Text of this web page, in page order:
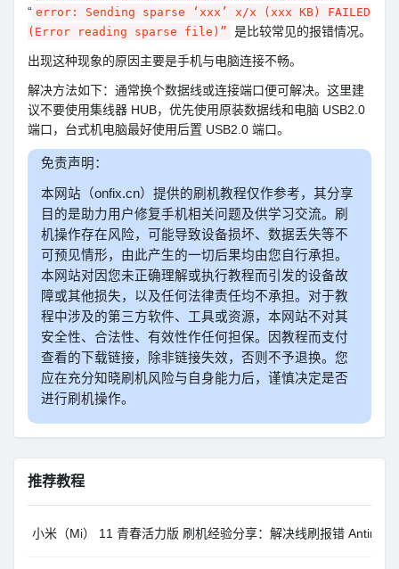
“ error: Sending sparse ‘xxx’ x/x (xxx KB) FAILED
(Error reading sparse file)” 是比较常见的报错情况。
出现这种现象的原因主要是手机与电脑连接不畅。
解决方法如下：通常换个数据线或连接端口便可解决。这里建
议不要使用集线器 HUB，优先使用原装数据线和电脑 USB2.0
端口，台式机电脑最好使用后置 USB2.0 端口。
免责声明：
本网站（onfix.cn）提供的刷机教程仅作参考，其分享
目的是助力用户修复手机相关问题及供学习交流。刷
机操作存在风险，可能导致设备损坏、数据丢失等不
可预见情形，由此产生的一切后果均由您自行承担。
本网站对因您未正确理解或执行教程而引发的设备故
障或其他损失，以及任何法律责任均不承担。对于教
程中涉及的第三方软件、工具或资源，本网站不对其
安全性、合法性、有效性作任何担保。因教程而支付
查看的下载链接，除非链接失效，否则不予退换。您
应在充分知晓刷机风险与自身能力后，谨慎决定是否
进行刷机操作。
推荐教程
小米（Mi） 11 青春活力版 刷机经验分享：解决线刷报错